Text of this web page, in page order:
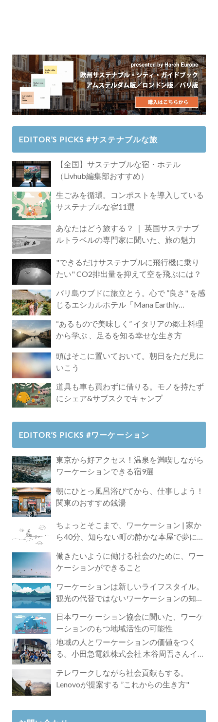
EDITOR’S PICKS #サステナブルな旅
【全国】サステナブルな宿・ホテル
（Livhub編集部おすすめ）
生ごみを循環。コンポストを導入している
サステナブルな宿11選
あなたはどう旅する？ ｜ 英国サステナブ
ルトラベルの専門家に聞いた、旅の魅力
"できるだけサステナブルに飛行機に乗り
たい" CO2排出量を抑えて空を飛ぶには？
バリ島ウブドに旅立とう。心で ”良さ" を感
じるエシカルホテル「Mana Earthly
“あるもので美味しく” イタリアの郷土料理
から学ぶ 、足るを知る幸せな生き方
頭はそこに置いておいて。朝日をただ見に
いこう
道具も車も買わずに借りる。モノを持たず
にシェア&サブスクでキャンプ
EDITOR’S PICKS #ワーケーション
東京から好アクセス！温泉を満喫しながら
ワーケーションできる宿9選
朝にひとっ風呂浴びてから、仕事しよう！
関東のおすすめ銭湯
ちょっとそこまで、ワーケーション | 家か
ら40分、知らない町の静かな本屋で夢に近
働きたいように働ける社会のために、ワー
ケーションができること
ワーケーションは新しいライフスタイル。
観光の代替ではないワーケーションの知ら
日本ワーケーション協会に聞いた、ワーケ
ーションのもつ地域活性の可能性
地域の人とワーケーションの価値をつく
る。小田急電鉄株式会社 木谷周吾さんイン
テレワークしながら社会貢献もする。
Lenovoが提案する ”これからの生き方"